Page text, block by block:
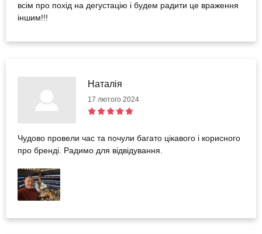
всім про похід на дегустацію і будем радити це враження
іншим!!!
Наталія
17 лютого 2024
Чудово провели час та почули багато цікавого і корисного
про бренді. Радимо для відвідування.